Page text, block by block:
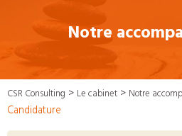
Notre
CSR Consulting > Le cabinet > Notre
Candidature